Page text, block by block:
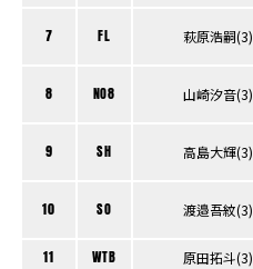
7 FL 萩原浩嗣(3)
8 NO8 山崎汐音(3)
9 SH 高島大輝(3)
10 SO 渡邉吾紋(3)
11 WTB 原田拓斗(3)